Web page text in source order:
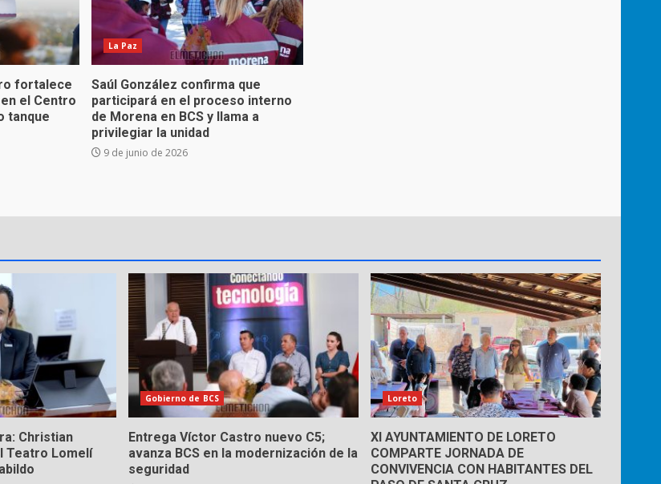
fortalece
el Centro
tanque
La Paz
Saúl González confirma que
participará en el proceso interno
de Morena en BCS y llama a
privilegiar la unidad
9 de junio de 2026
Christian
Teatro Lomelí
Gobierno de BCS
Entrega Víctor Castro nuevo C5;
avanza BCS en la modernización de la
seguridad
Loreto
XI AYUNTAMIENTO DE LORETO
COMPARTE JORNADA DE
CONVIVENCIA CON HABITANTES DEL